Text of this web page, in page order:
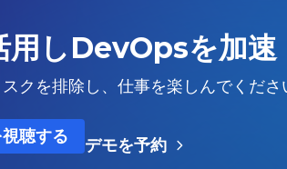
用しDevOpsを加速
クを排除し、仕事を楽しんでくださ
聴する
デモを予約